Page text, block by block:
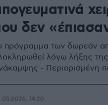
δεν
πρόγραμμα των δωρεάν
λόγω λήξης
- Περιορισμένη
14:20